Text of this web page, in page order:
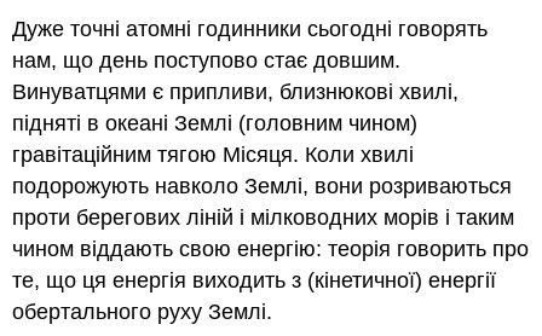
Дуже точні атомні годинники сьогодні говорять
нам, що день поступово стає довшим.
Винуватцями є припливи, близнюкові хвилі,
підняті в океані Землі (головним чином)
гравітаційним тягою Місяця. Коли хвилі
подорожують навколо Землі, вони розриваються
проти берегових ліній і мілководних морів і таким
чином віддають свою енергію: теорія говорить про
те, що ця енергія виходить з (кінетичної) енергії
обертального руху Землі.